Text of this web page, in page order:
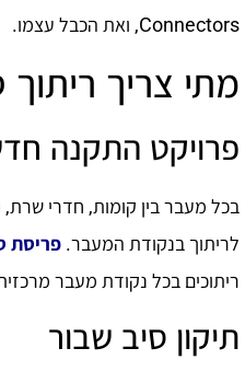
Connectors, ואת הכבל עצמו.
מתי צריך ריתוך
פרויקט התקנה
בכל מעבר בין קומות, חדרי שרת,
לריתוך בנקודת המעבר. פריסת
ריתוכים בכל נקודת מעבר
תיקון סיב שבור